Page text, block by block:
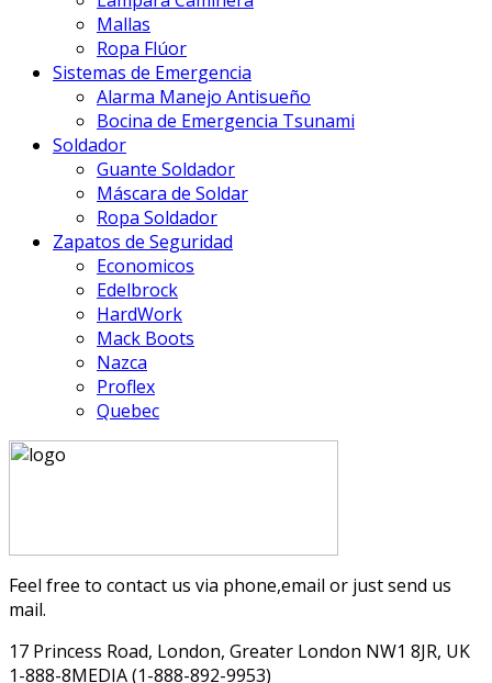
Mallas
Ropa Flúor
Sistemas de Emergencia
Alarma Manejo Antisueño
Bocina de Emergencia Tsunami
Soldador
Guante Soldador
Máscara de Soldar
Ropa Soldador
Zapatos de Seguridad
Economicos
Edelbrock
HardWork
Mack Boots
Nazca
Proflex
Quebec
Feel free to contact us via phone,email or just send us
mail.
17 Princess Road, London, Greater London NW1 8JR, UK
1-888-8MEDIA (1-888-892-9953)